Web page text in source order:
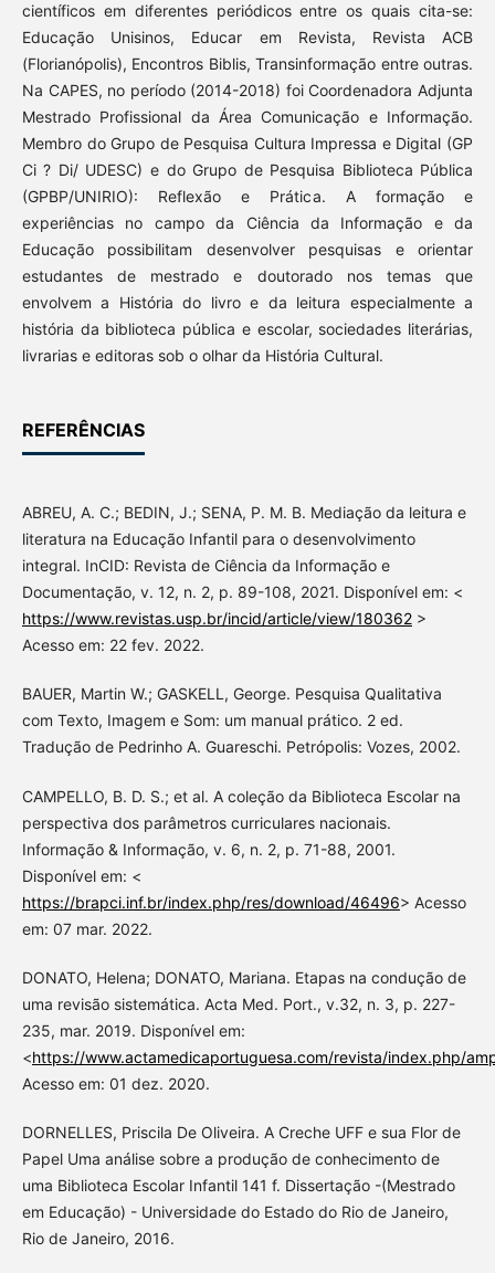
científicos em diferentes periódicos entre os quais cita-se:
Educação Unisinos, Educar em Revista, Revista ACB
(Florianópolis), Encontros Biblis, Transinformação entre outras.
Na CAPES, no período (2014-2018) foi Coordenadora Adjunta
Mestrado Profissional da Área Comunicação e Informação.
Membro do Grupo de Pesquisa Cultura Impressa e Digital (GP
Ci ? Di/ UDESC) e do Grupo de Pesquisa Biblioteca Pública
(GPBP/UNIRIO): Reflexão e Prática. A formação e
experiências no campo da Ciência da Informação e da
Educação possibilitam desenvolver pesquisas e orientar
estudantes de mestrado e doutorado nos temas que
envolvem a História do livro e da leitura especialmente a
história da biblioteca pública e escolar, sociedades literárias,
livrarias e editoras sob o olhar da História Cultural.
REFERÊNCIAS
ABREU, A. C.; BEDIN, J.; SENA, P. M. B. Mediação da leitura e
literatura na Educação Infantil para o desenvolvimento
integral. InCID: Revista de Ciência da Informação e
Documentação, v. 12, n. 2, p. 89-108, 2021. Disponível em: <
https://www.revistas.usp.br/incid/article/view/180362>
Acesso em: 22 fev. 2022.
BAUER, Martin W.; GASKELL, George. Pesquisa Qualitativa
com Texto, Imagem e Som: um manual prático. 2 ed.
Tradução de Pedrinho A. Guareschi. Petrópolis: Vozes, 2002.
CAMPELLO, B. D. S.; et al. A coleção da Biblioteca Escolar na
perspectiva dos parâmetros curriculares nacionais.
Informação & Informação, v. 6, n. 2, p. 71-88, 2001.
Disponível em: <
https://brapci.inf.br/index.php/res/download/46496> Acesso
em: 07 mar. 2022.
DONATO, Helena; DONATO, Mariana. Etapas na condução de
uma revisão sistemática. Acta Med. Port., v.32, n. 3, p. 227-
235, mar. 2019. Disponível em:
<https://www.actamedicaportuguesa.com/revista/index.php/
Acesso em: 01 dez. 2020.
DORNELLES, Priscila De Oliveira. A Creche UFF e sua Flor de
Papel Uma análise sobre a produção de conhecimento de
uma Biblioteca Escolar Infantil 141 f. Dissertação -(Mestrado
em Educação) - Universidade do Estado do Rio de Janeiro,
Rio de Janeiro, 2016.